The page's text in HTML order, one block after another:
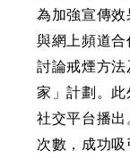
為加強宣傳
與網上頻道
討論戒煙方
家」計劃。
社交平台播
次數，成功